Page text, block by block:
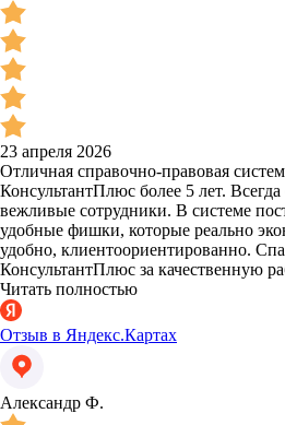
23 апреля 2026
Отличная справочно-правовая
КонсультантПлюс более 5 лет.
вежливые сотрудники. В системе
удобные фишки, которые реально
удобно, клиентоориентированно.
КонсультантПлюс за качественную
Читать полностью
Отзыв в Яндекс.Картах
Александр Ф.